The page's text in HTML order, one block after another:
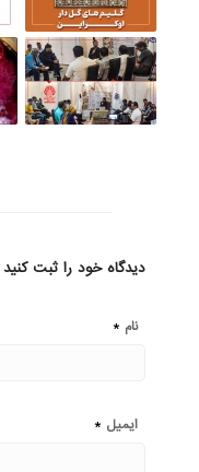
دیدگاه خود را ثبت کنید
نام *
ایمیل *